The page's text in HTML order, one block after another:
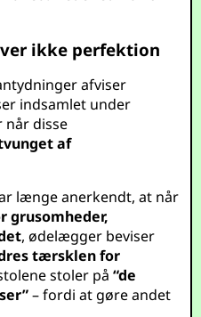
ikke perfektion
afviser
indsamlet under
disse
af
længe anerkendt, at når
grusomheder,
, ødelægger beviser
tærsklen for
stoler på“de
– fordi at gøre andet